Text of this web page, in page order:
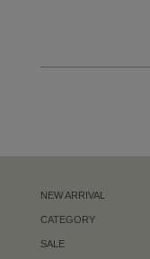
NEW ARRIVAL
CATEGORY
SALE